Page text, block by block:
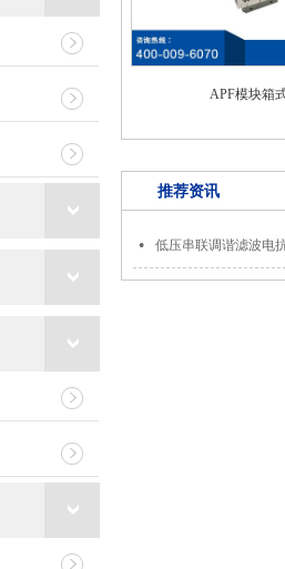
APF模块箱
推荐资讯
低压串联调谐滤波电